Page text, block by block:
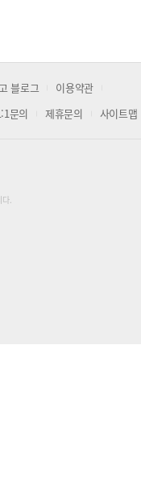
블로그
이용약관
문의 제휴문의 사이트맵
다.